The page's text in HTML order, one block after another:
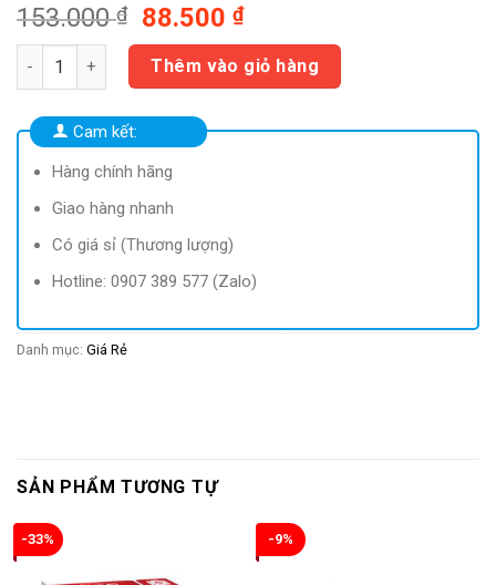
153.000₫
Giá
gốc
là:
153.000 ₫.
88.500₫Giá
hiện
tại
là:
88.500 ₫.
Goldbee Áp dụng cho đơn có Băng cá nhân Izigo giá 20.900
Thêm vào giỏ hàng
Cam kết:
Hàng chính hãng
Giao hàng nhanh
Có giá sỉ (Thương lượng)
Hotline: 0907 389 577 (Zalo)
Danh mục: Giá Rẻ
SẢN PHẨM TƯƠNG TỰ
-33% -9%